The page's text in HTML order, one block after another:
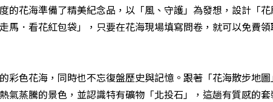
的花海準備了精美紀念品，以「風、守護」為發想，設計「
馬．看花紅包袋」，只要在花海現場填寫問卷，就可以免費
彩色花海，同時也不忘復盤歷史與記憶。跟著「花海散步地
氣蒸騰的景色，並認識特有礦物「北投石」，這趟有質感的